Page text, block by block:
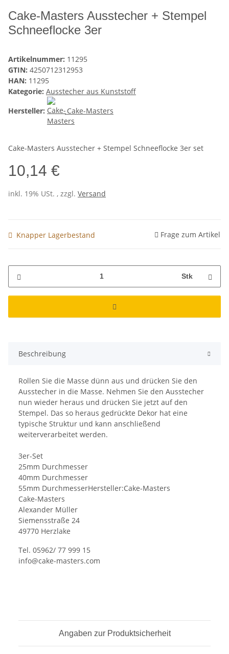
Cake-Masters Ausstecher + Stempel
Schneeflocke 3er
Artikelnummer: 11295
GTIN: 4250712312953
HAN: 11295
Kategorie: Ausstecher aus Kunststoff
Hersteller:
Cake-Masters
Cake-Masters Ausstecher + Stempel Schneeflocke 3er set
10,14 €
inkl. 19% USt. , zzgl. Versand
Knapper Lagerbestand Frage zum Artikel
Stk
Beschreibung
Rollen Sie die Masse dünn aus und drücken Sie den
Ausstecher in die Masse. Nehmen Sie den Ausstecher
nun wieder heraus und drücken Sie jetzt auf den
Stempel. Das so heraus gedrückte Dekor hat eine
typische Struktur und kann anschließend
weiterverarbeitet werden.
3er-Set
25mm Durchmesser
40mm Durchmesser
55mm DurchmesserHersteller:Cake-Masters
Cake-Masters
Alexander Müller
Siemensstraße 24
49770 Herzlake
Tel. 05962/ 77 999 15
info@cake-masters.com
Angaben zur Produktsicherheit